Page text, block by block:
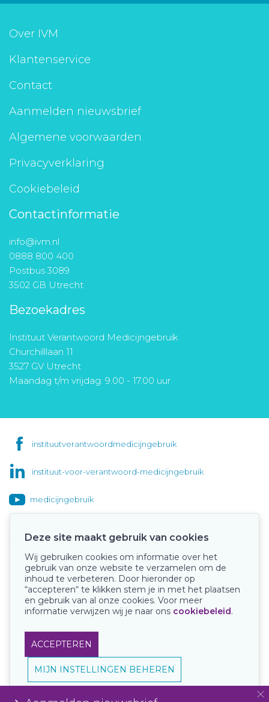
Over IVM
Klantenservice
Contact
Aanmelden nieuwsbrief
Algemene voorwaarden
Privacyverklaring
Cookiebeleid
Contactinformatie
info@ivm.nl
0888 800 400
Postbus 3089
3502 GB Utrecht
Bezoekadres
Instituut Verantwoord Medicijngebruik
Churchilllaan 11
3527 GV Utrecht
Maandag t/m vrijdag: 9.00 - 17.00 uur
instituutverantwoordmedicijngebruik
instituut-voor-verantwoord-medicijngebruik
medicijngebruik
Onze keurmerken
Deze site maakt gebruik van cookies
Wij gebruiken cookies om informatie over het
gebruik van onze website te verzamelen om de
inhoud te verbeteren. Door hieronder op
“accepteren“ te klikken stem je in met het plaatsen
en gebruik van al onze cookies. Voor meer
informatie verwijzen wij je naar ons cookiebeleid.
ACCEPTEREN
MIJN INSTELLINGEN BEHEREN